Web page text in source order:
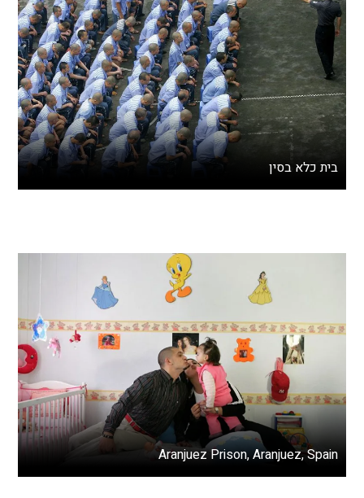
בית כלא בסין
Aranjuez Prison, Aranjuez, Spain